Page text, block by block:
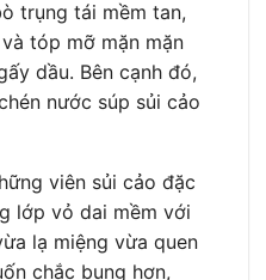
trụng tái mềm tan,
tóp mỡ mặn mặn
dầu. Bên cạnh đó,
nước súp sủi cảo
viên sủi cảo đặc
lớp vỏ dai mềm với
lạ miệng vừa quen
chắc bụng hơn,